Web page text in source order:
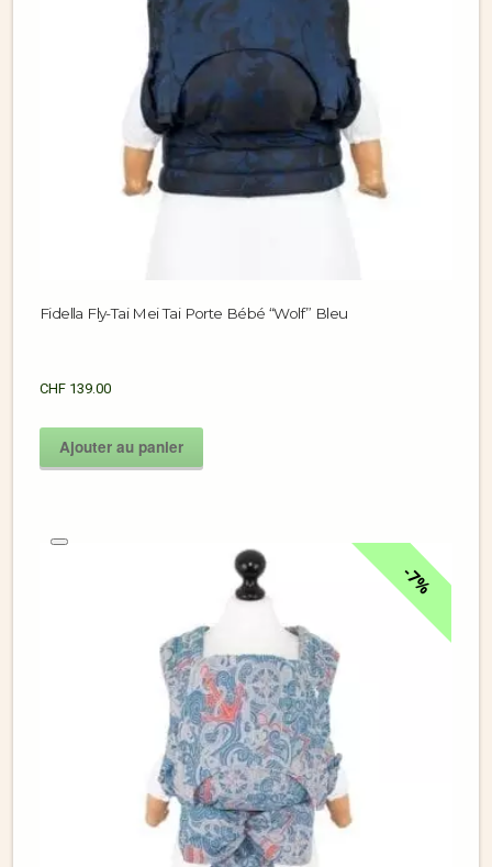
Fidella Fly-Tai Mei Tai Porte Bébé “Wolf” Bleu
CHF 139.00
Ajouter au panier
7%